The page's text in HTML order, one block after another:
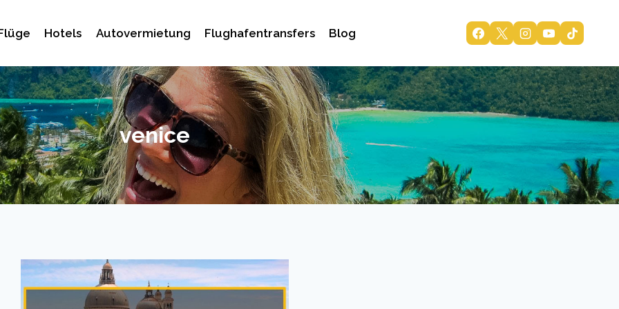
Hotels Autovermietung Flughafentransfers Blog
venice